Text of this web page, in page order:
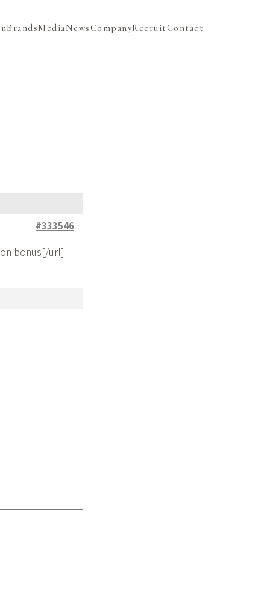
BrandsMediaNewsCompanyRecruitContact
#333546
bonus[/url]